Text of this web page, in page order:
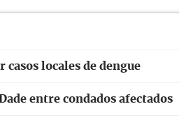
locales de dengue
entre condados afectados